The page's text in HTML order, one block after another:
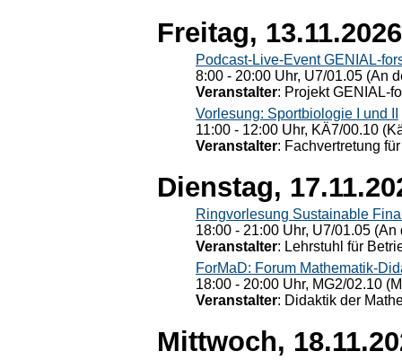
Freitag, 13.11.2026
Podcast-Live-Event GENIAL-
8:00 - 20:00 Uhr, U7/01.05 (An
Veranstalter: Projekt GENIAL-
Vorlesung: Sportbiologie I und II
11:00 - 12:00 Uhr, KÄ7/00.10
Veranstalter: Fachvertretung
Dienstag,
Ringvorlesung Sustainable
18:00 - 21:00 Uhr, U7/01.05
Veranstalter: Lehrstuhl für
ForMaD: Forum Mathematik-
18:00 - 20:00 Uhr, MG2/02.10
Veranstalter: Didaktik der
Mittwoch,